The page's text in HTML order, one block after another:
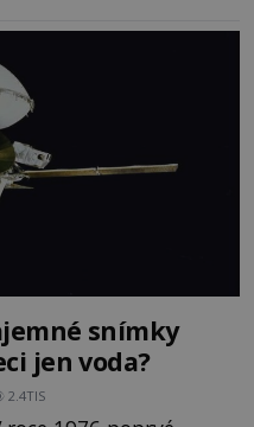
snímky
jen voda?
2.4TIS